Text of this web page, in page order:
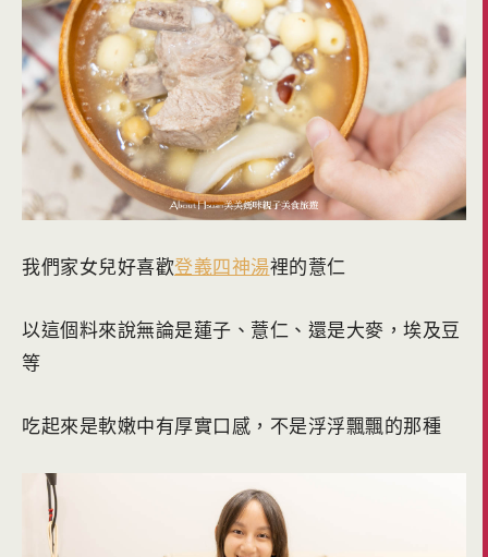
我們家女兒好喜歡登義四神湯裡的薏仁
以這個料來說無論是蓮子、薏仁、還是大麥，埃及豆
等
吃起來是軟嫩中有厚實口感，不是浮浮飄飄的那種